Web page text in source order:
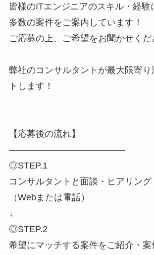
皆様のITエンジニアのスキル・経験
多数の案件をご案内しています！
ご応募の上、ご希望をお聞かせくだ
弊社のコンサルタントが最大限寄り
トします！
【応募後の流れ】
―――――――――――――
◎STEP.1
コンサルタントと面談・ヒアリング
（Webまたは電話）
↓
◎STEP.2
希望にマッチする案件をご紹介・案